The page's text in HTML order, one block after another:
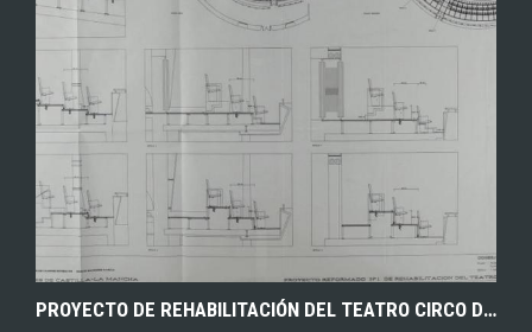
PROYECTO DE REHABILITACIÓN DEL TEATRO CIRCO DE ALBACETE, PRINCIPAL EXPONENTE EN ESPAÑA DE LOS TEATROS CONSTRUIDOS EN LA SEGUNDA MITAD DEL SIGLO XIX ENTORNO A UNA ESTRUCTURA CUBIERTA SOSTENIDA POR COLUMNAS DE HIERRO. 2000. ARCHIVO DE CASTILLA-LA MANCHA.